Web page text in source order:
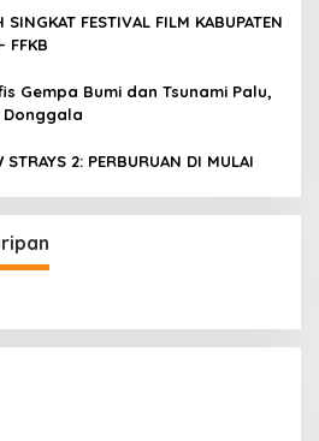
SINGKAT FESTIVAL FILM KABUPATEN
FFKB
Gempa Bumi dan Tsunami Palu,
Donggala
STRAYS 2: PERBURUAN DI MULAI